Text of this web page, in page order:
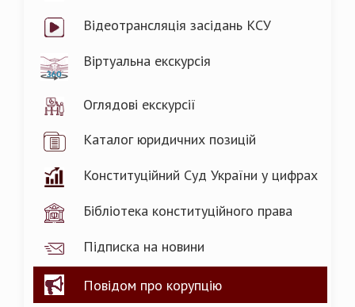
Відеотрансляція засідань КСУ
Віртуальна екскурсія
Оглядові екскурсії
Каталог юридичних позицій
Конституційний Суд України у цифрах
Бібліотека конституційного права
Підписка на новини
Повідом про корупцію